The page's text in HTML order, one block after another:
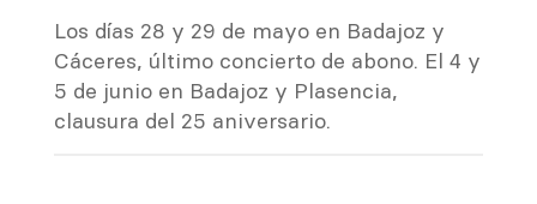
Los días 28 y 29 de mayo en Badajoz y
Cáceres, último concierto de abono. El 4 y
5 de junio en Badajoz y Plasencia,
clausura del 25 aniversario.